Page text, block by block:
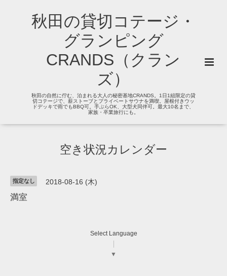
秋田の貸切コテージ・
グランピング
CRANDS（クラン
ズ）
秋田の自然に佇む、泊まれる大人の秘密基地CRANDS。1日1組限定の貸
切コテージで、薪ストーブとプライベートサウナを満喫。屋根付きウッ
ドデッキで雨でもBBQ可。手ぶらOK、大型犬同伴可。最大10名まで、
家族・卒業旅行にも。
空き状況カレンダー
指定なし 2018-08-16 (木)
満室
Select Language
▼